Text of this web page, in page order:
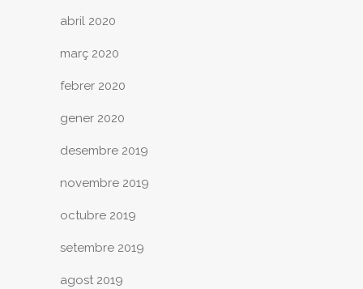
abril 2020
març 2020
febrer 2020
gener 2020
desembre 2019
novembre 2019
octubre 2019
setembre 2019
agost 2019